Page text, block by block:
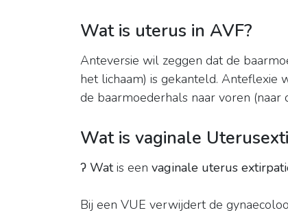
Wat is uterus in AVF?
Anteversie wil zeggen dat de
het lichaam) is gekanteld. Anteflexie
de baarmoederhals naar voren (naar
Wat is vaginale
ʔ Watis een vaginale uterus
Bij een VUE verwijdert de